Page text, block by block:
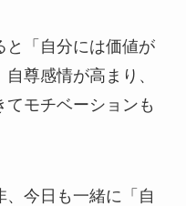
と「自分には価値が
尊感情が高まり、
モチベーションも
今日も一緒に「自